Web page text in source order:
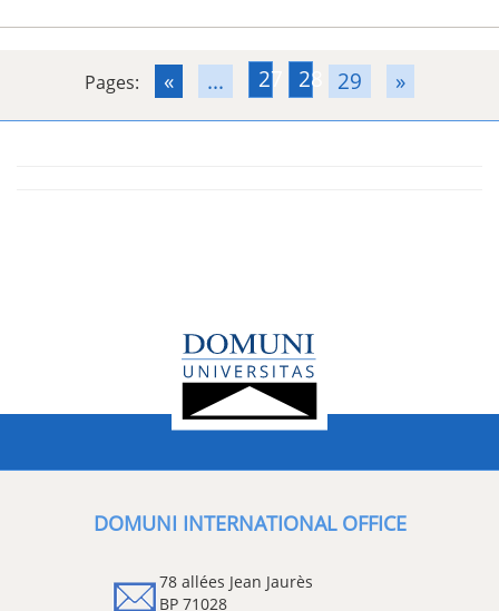
Pages: « ... 27 28 29 »
DOMUNI INTERNATIONAL OFFICE
78 allées Jean Jaurès
BP 71028